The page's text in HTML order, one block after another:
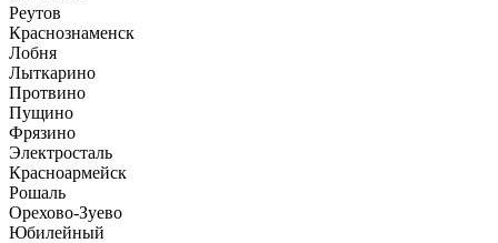
Реутов
Краснознаменск
Лобня
Лыткарино
Протвино
Пущино
Фрязино
Электросталь
Красноармейск
Рошаль
Орехово-Зуево
Юбилейный